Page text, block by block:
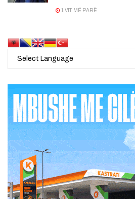
1 VIT MË PARË